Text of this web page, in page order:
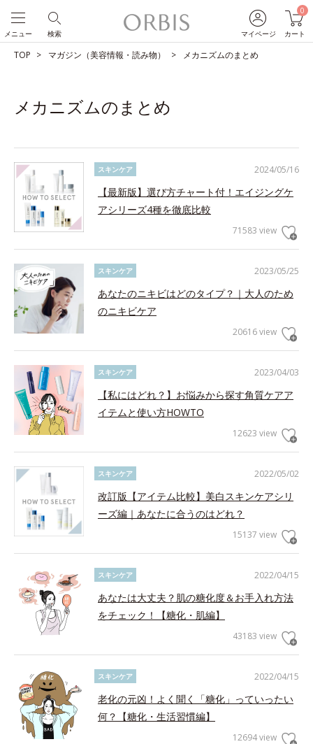
マイページ
0
カート
検索
メニュー
TOP マガジン（美容情報・読み物） メカニズムのまとめ
メカニズムのまとめ
2024/05/16
スキンケア
【最新版】選び方チャート付！エイジングケ
アシリーズ4種を徹底比較
71583 view
2023/05/25
スキンケア
あなたのニキビはどのタイプ？｜大人のため
のニキビケア
20616 view
2023/04/03
スキンケア
【私にはどれ？】お悩みから探す角質ケアア
イテムと使い方HOWTO
12623 view
2022/05/02
スキンケア
改訂版【アイテム比較】美白スキンケアシリ
ーズ編｜あなたに合うのはどれ？
15137 view
2022/04/15
スキンケア
あなたは大丈夫？肌の糖化度＆お手入れ方法
をチェック！【糖化・肌編】
43183 view
2022/04/15
スキンケア
老化の元凶！よく聞く「糖化」っていったい
何？【糖化・生活習慣編】
12694 view